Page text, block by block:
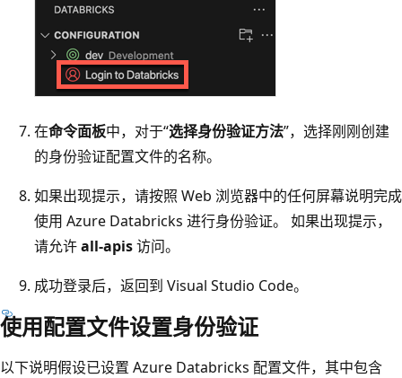
在命令面板中，对于“选择身份验证方法”，选择刚刚创建
的身份验证配置文件的名称。
如果出现提示，请按照 Web 浏览器中的任何屏幕说明完成
使用 Azure Databricks 进行身份验证。 如果出现提示，
请允许all-apis访问。
成功登录后，返回到 Visual Studio Code。
使用配置文件设置身份验证
以下说明假设已设置 Azure Databricks 配置文件，其中包含